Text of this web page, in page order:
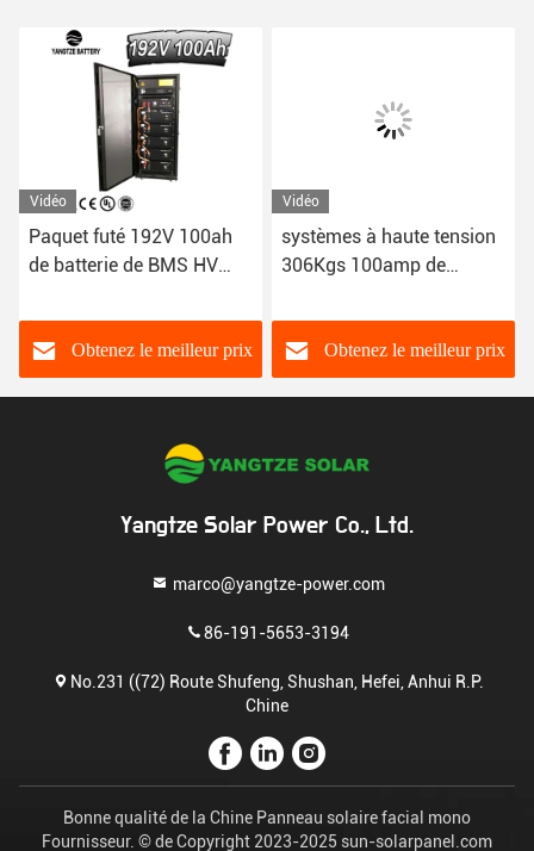
Vidéo
Paquet futé 192V 100ah
de batterie de BMS HV
Obtenez le meilleur prix
Vidéo
systèmes à haute tension
306Kgs 100amp de
lithium de 96V 200Ah
18650Obtenez le meilleur prix
Yangtze Solar Power Co., Ltd.
marco@yangtze-power.com
86-191-5653-3194
No.231 ((72) Route Shufeng, Shushan, Hefei, Anhui R.P.
Chine
Bonne qualité de la Chine Panneau solaire facial mono
Fournisseur. © de Copyright 2023-2025 sun-solarpanel.com